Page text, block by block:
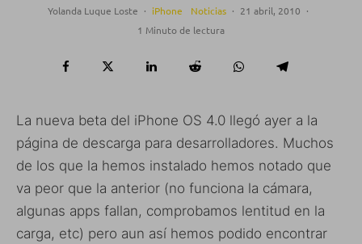
Yolanda Luque Loste · iPhone Noticias · 21 abril, 2010 ·
1 Minuto de lectura
La nueva beta del iPhone OS 4.0 llegó ayer a la
página de descarga para desarrolladores. Muchos
de los que la hemos instalado hemos notado que
va peor que la anterior (no funciona la cámara,
algunas apps fallan, comprobamos lentitud en la
carga, etc) pero aun así hemos podido encontrar